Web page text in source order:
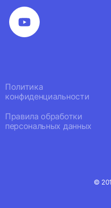
Политика
конфиденциальности
Правила обработки
персональных данных
©